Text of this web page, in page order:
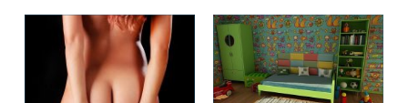
an sind ...